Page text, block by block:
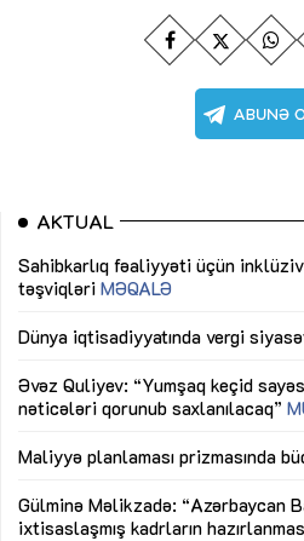
AKTUAL
Sahibkarlıq fəaliyyəti üçün
təşviqləri MƏQALƏ
Dünya iqtisadiyyatında vergi
Əvəz Quliyev: “Yumşaq keçid
nəticələri qorunub saxlanılacaq”
Maliyyə planlaması prizmasında
Gülminə Məlikzadə: “Azərbaycan
ixtisaslaşmış kadrların